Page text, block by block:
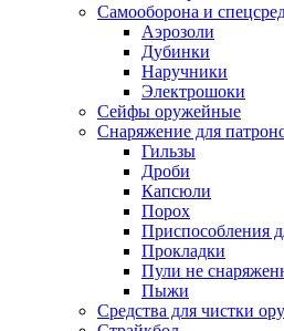
Самооборона и
Аэрозоли
Дубинки
Наручники
Электрошоки
Сейфы оружейные
Снаряжение для
Гильзы
Дроби
Капсюли
Порох
Приспособления
Прокладки
Пули не
Пыжи
Средства для чистки